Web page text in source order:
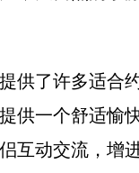
供了许多适合
供一个舒适愉
互动交流，增